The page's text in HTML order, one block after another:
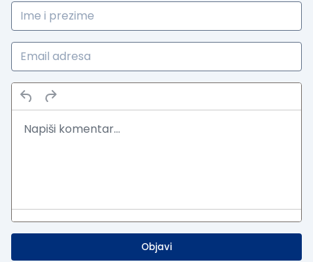
Objavi